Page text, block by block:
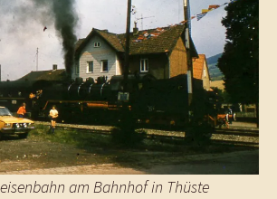
am Bahnhof in Thüste